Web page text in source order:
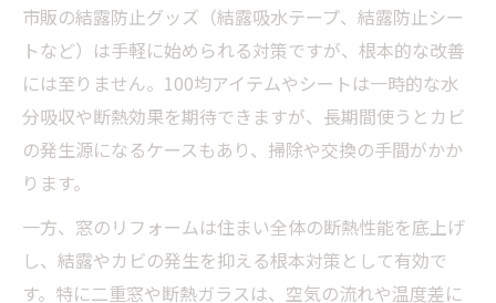
結露防止グッズとリフォームの使い分け術
原状回復が必要な賃貸での結露対策ポイン
ト
リフォーム費用と工事方法のリアルを知る
リフォームにかかる費用感と工事内容の違
い
窓リフォームの費用対効果を失敗しない選
市販の結露防止グッズ（結露吸水テープ、結露防止シー
トなど）は手軽に始められる対策ですが、根本的な改善
には至りません。100均アイテムやシートは一時的な水
分吸収や断熱効果を期待できますが、長期間使うとカビ
の発生源になるケースもあり、掃除や交換の手間がかか
ります。
一方、窓のリフォームは住まい全体の断熱性能を底上げ
し、結露やカビの発生を抑える根本対策として有効で
す。特に二重窓や断熱ガラスは、空気の流れや温度差に